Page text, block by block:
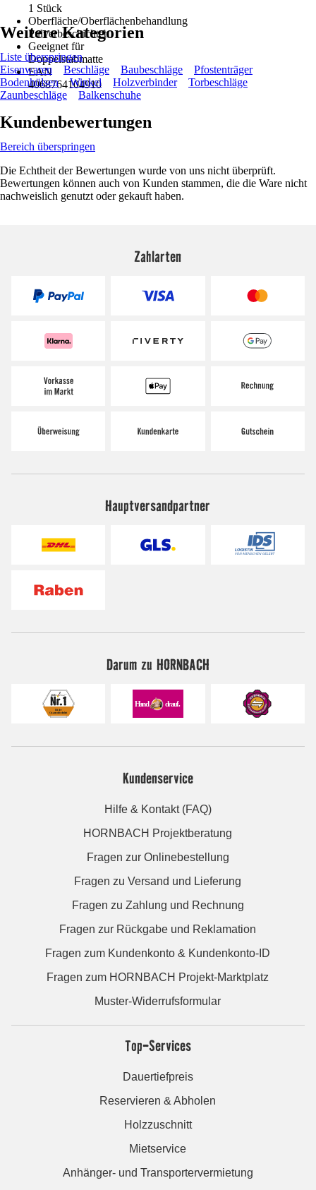
1 Stück
Oberfläche/Oberflächenbehandlung
Pulverbeschichtet
Geeignet für
Doppelstabmatte
EAN
4068764104910
Weitere Kategorien
Liste überspringen
Eisenwaren
Beschläge Baubeschläge
Pfostenträger
Bodenhülsen
Winkel Holzverbinder
Torbeschläge
Zaunbeschläge
Balkenschuhe
Kundenbewertungen
Bereich überspringen
Die Echtheit der Bewertungen wurde von uns nicht überprüft.
Bewertungen können auch von Kunden stammen, die die Ware nicht
nachweislich genutzt oder gekauft haben.
Zahlarten
Hauptversandpartner
Darum zu HORNBACH
Kundenservice
Hilfe & Kontakt (FAQ)
HORNBACH Projektberatung
Fragen zur Onlinebestellung
Fragen zu Versand und Lieferung
Fragen zu Zahlung und Rechnung
Fragen zur Rückgabe und Reklamation
Fragen zum Kundenkonto & Kundenkonto-ID
Fragen zum HORNBACH Projekt-Marktplatz
Muster-Widerrufsformular
Top-Services
Dauertiefpreis
Reservieren & Abholen
Holzzuschnitt
Mietservice
Anhänger- und Transportervermietung